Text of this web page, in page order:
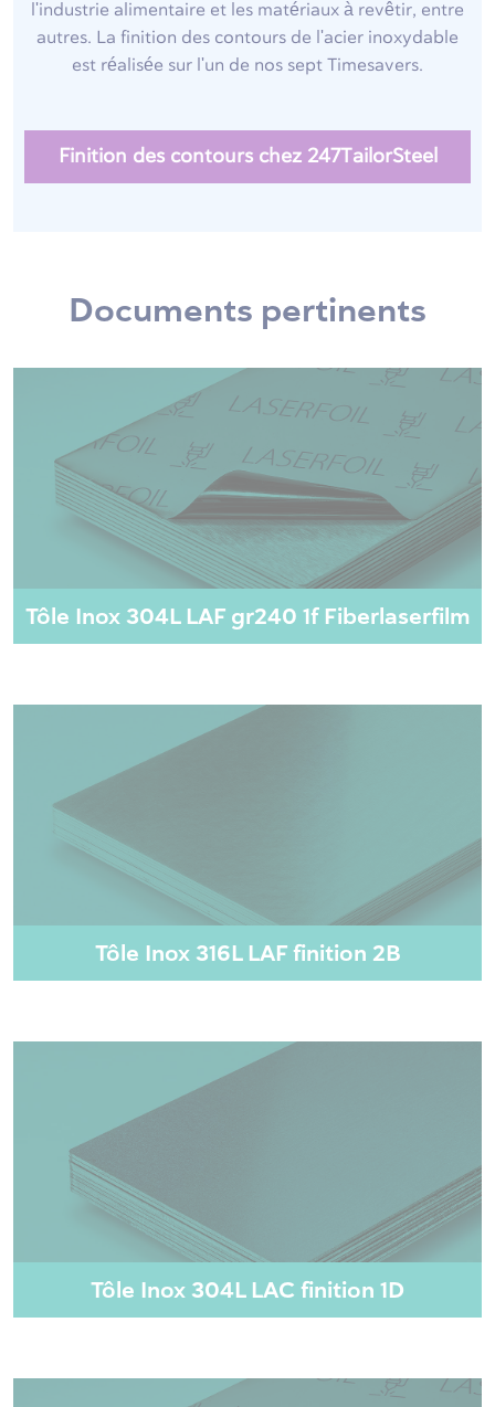
l'industrie alimentaire et les matériaux à revêtir, entre
autres. La finition des contours de l'acier inoxydable
est réalisée sur l'un de nos sept Timesavers.
Finition des contours chez 247TailorSteel
Documents pertinents
Tôle Inox 304L LAF gr240 1f Fiberlaserfilm
Tôle Inox 316L LAF finition 2B
Tôle Inox 304L LAC finition 1D